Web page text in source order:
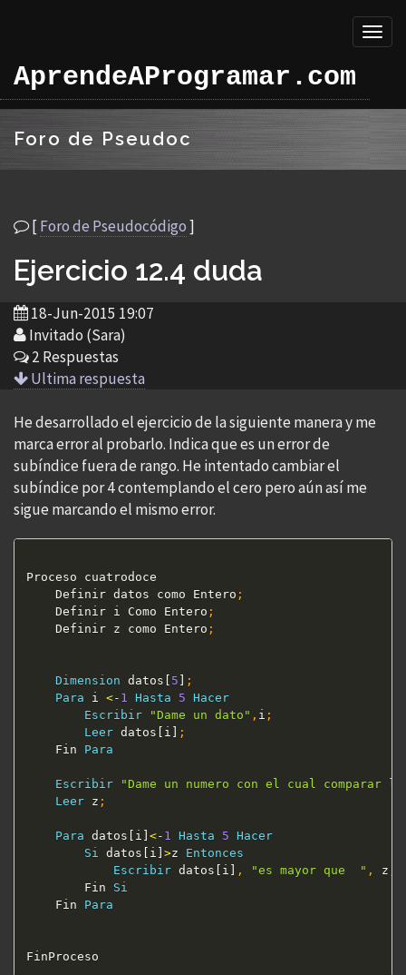
AprendeAProgramar.com
Foro de Pseudoc
[Foro de Pseudocódigo]
Ejercicio 12.4 duda
18-Jun-2015 19:07
Invitado (Sara)
2 Respuestas
Ultima respuesta
He desarrollado el ejercicio de la siguiente manera y me
marca error al probarlo. Indica que es un error de
subíndice fuera de rango. He intentado cambiar el
subíndice por 4 contemplando el cero pero aún así me
sigue marcando el mismo error.
Proceso cuatrodoce
	Definir datos como Entero
;
	Definir i Como Entero
;
	Definir z como Entero
;
Dimension datos[ 5
;
Para i <- 1 Hasta 5 Hacer
Escribir
"Dame un dato" , i ;
Leer datos[i]
;
	Fin
Para
Escribir
"Dame un numero con el cual comparar
Leer z ;
Para datos[i] <- 1 Hasta 5 Hacer
Si datos[i] >z Entonces
Escribir datos[i] , "es mayor que  " , z
		Fin
Si
	Fin
Para